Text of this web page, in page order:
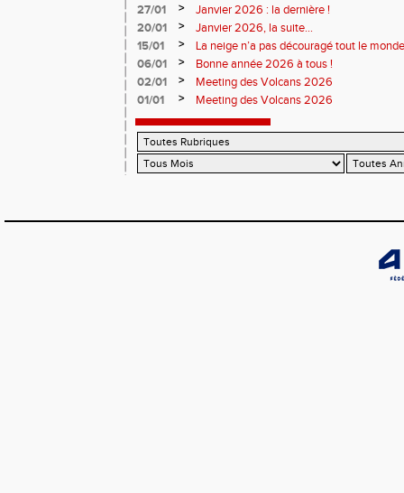
27/01
>
Janvier 2026 : la dernière !
20/01
>
Janvier 2026, la suite...
15/01
>
La neige n’a pas découragé tout le
06/01
>
Bonne année 2026 à tous !
02/01
>
Meeting des Volcans 2026
01/01
> Meeting des Volcans 2026